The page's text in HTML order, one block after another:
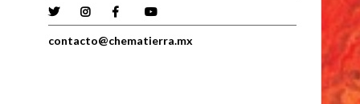
contacto@chematierra.mx